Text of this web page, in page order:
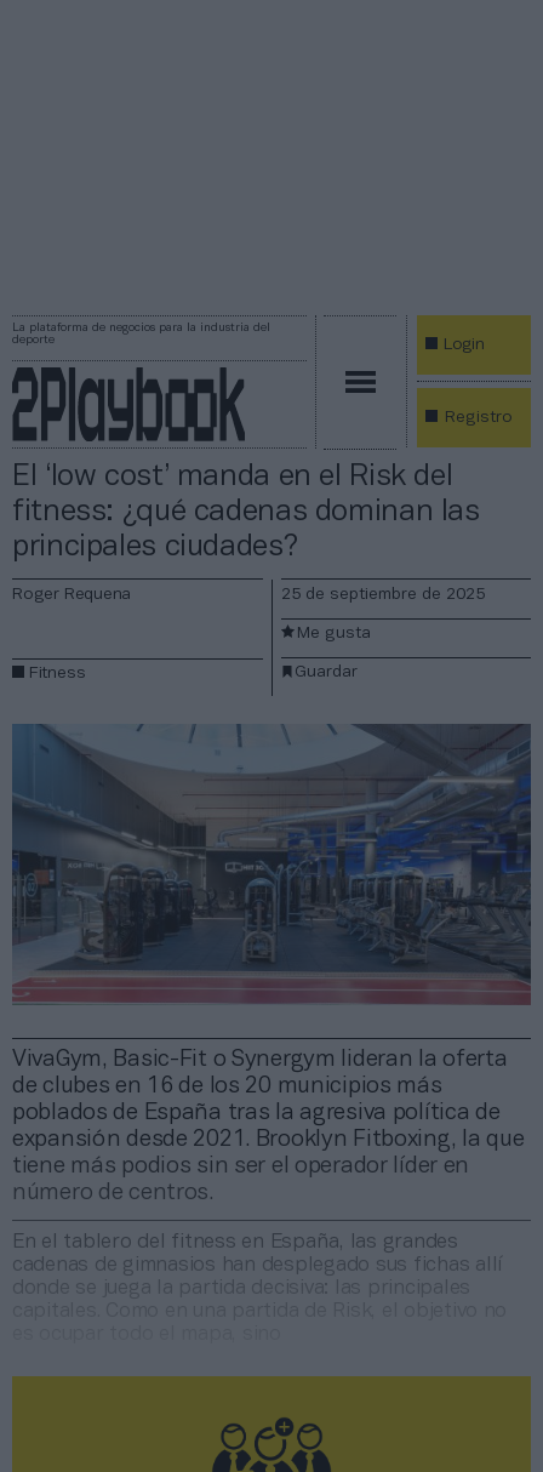
La plataforma de negocios para la industria del
deporte
Login
Registro
El ‘low cost’ manda en el Risk del
fitness: ¿qué cadenas dominan las
principales ciudades?
VivaGym, Basic-Fit o Synergym lideran la oferta
de clubes en 16 de los 20 municipios más
poblados de España tras la agresiva política de
expansión desde 2021. Brooklyn Fitboxing, la que
tiene más podios sin ser el operador líder en
número de centros.
Roger Requena
Fitness
25 de septiembre de 2025
Guardar
Me gusta
En el tablero del fitness en España, las grandes
cadenas de gimnasios han desplegado sus fichas allí
donde se juega la partida decisiva: las principales